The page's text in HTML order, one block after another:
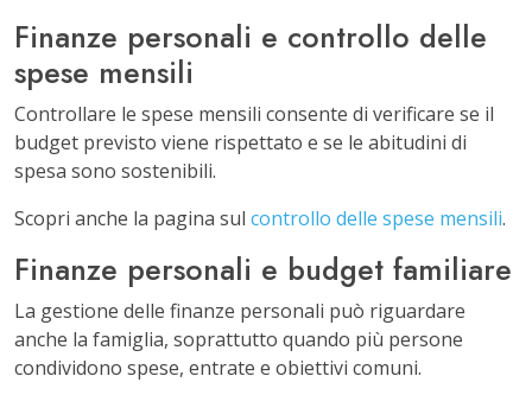
Finanze personali e controllo delle
spese mensili
Controllare le spese mensili consente di verificare se il
budget previsto viene rispettato e se le abitudini di
spesa sono sostenibili.
Scopri anche la pagina sul controllo delle spese mensili.
Finanze personali e budget familiare
La gestione delle finanze personali può riguardare
anche la famiglia, soprattutto quando più persone
condividono spese, entrate e obiettivi comuni.